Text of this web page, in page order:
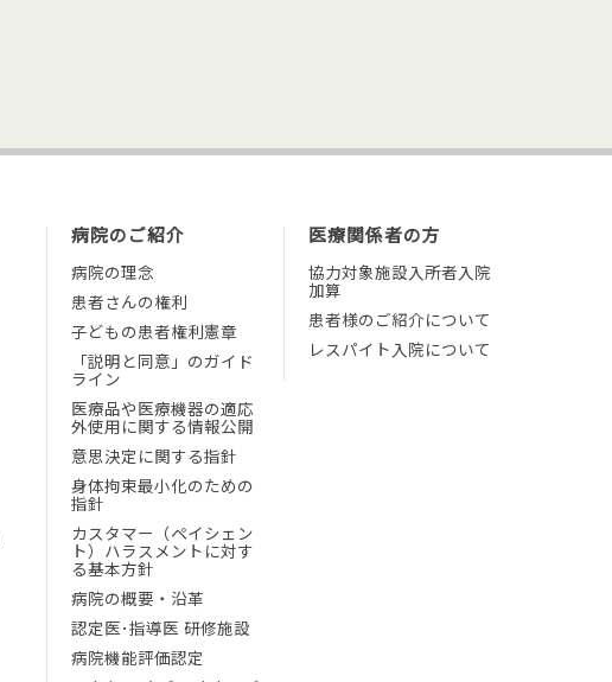
病院のご紹介
病院の理念
患者さんの権利
子どもの患者権利憲章
「説明と同意」のガイド
ライン
医療品や医療機器の適応
外使用に関する情報公開
意思決定に関する指針
身体拘束最小化のための
指針
カスタマー（ペイシェン
ト）ハラスメントに対す
る基本方針
病院の概要・沿革
認定医･指導医 研修施設
病院機能評価認定
医療関係者の方
協力対象施設入所者入院
加算
患者様のご紹介について
レスパイト入院について